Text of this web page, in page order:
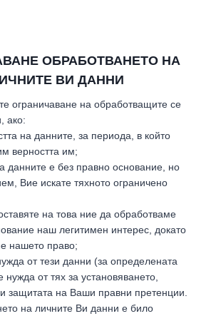
ОБРАБОТВАНЕТО НА
ВИ ДАННИ
ограничаване на обработващите се
ако:
на данните, за периода, в който
верността им;
данните е без правно основание, но
Вие искате тяхното ограничено
на това ние да обработваме
наш легитимен интерес, докато
нашето право;
от тези данни (за определената
от тях за установяването,
защитата на Ваши правни претенции.
на личните Ви данни е било